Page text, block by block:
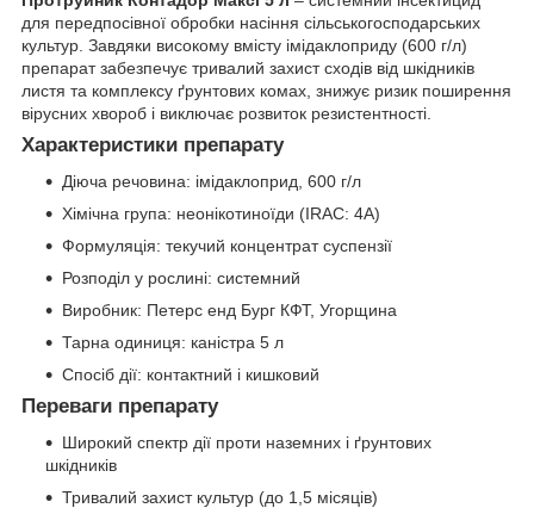
для передпосівної обробки насіння сільськогосподарських
культур. Завдяки високому вмісту імідаклоприду (600 г/л)
препарат забезпечує тривалий захист сходів від шкідників
листя та комплексу ґрунтових комах, знижує ризик поширення
вірусних хвороб і виключає розвиток резистентності.
Характеристики препарату
Діюча речовина: імідаклоприд, 600 г/л
Хімічна група: неонікотиноїди (IRAC: 4A)
Формуляція: текучий концентрат суспензії
Розподіл у рослині: системний
Виробник: Петерс енд Бург КФТ, Угорщина
Тарна одиниця: каністра 5 л
Спосіб дії: контактний і кишковий
Переваги препарату
Широкий спектр дії проти наземних і ґрунтових
шкідників
Тривалий захист культур (до 1,5 місяців)